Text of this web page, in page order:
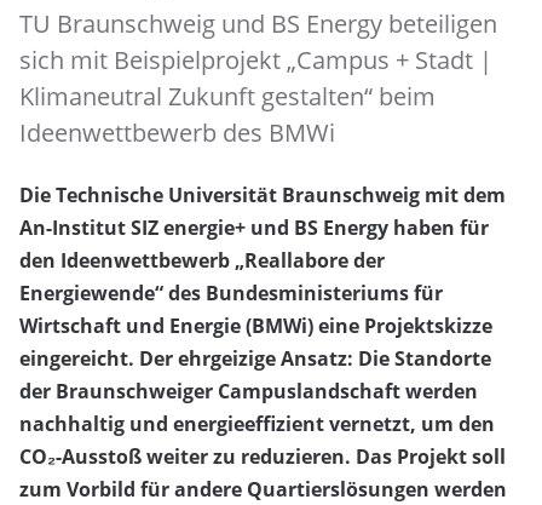
TU Braunschweig und BS Energy beteiligen
sich mit Beispielprojekt „Campus + Stadt |
Klimaneutral Zukunft gestalten“ beim
Ideenwettbewerb des BMWi
Die Technische Universität Braunschweig mit dem
An-Institut SIZ energie+ und BS Energy haben für
den Ideenwettbewerb „Reallabore der
Energiewende“ des Bundesministeriums für
Wirtschaft und Energie (BMWi) eine Projektskizze
eingereicht. Der ehrgeizige Ansatz: Die Standorte
der Braunschweiger Campuslandschaft werden
nachhaltig und energieeffizient vernetzt, um den
CO₂-Ausstoß weiter zu reduzieren. Das Projekt soll
zum Vorbild für andere Quartierslösungen werden